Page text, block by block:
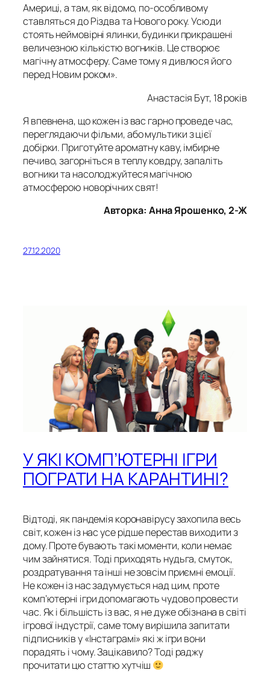
Америці, а там, як відомо, по-особливому
ставляться до Різдва та Нового року. Усюди
стоять неймовірні ялинки, будинки прикрашені
величезною кількістю вогників. Це створює
магічну атмосферу. Саме тому я дивлюся його
перед Новим роком».
Анастасія Бут, 18 років
Я впевнена, що кожен із вас гарно проведе час,
переглядаючи фільми, або мультики з цієї
добірки. Приготуйте ароматну каву, імбирне
печиво, загорніться в теплу ковдру, запаліть
вогники та насолоджуйтеся магічною
атмосферою новорічних свят!
Авторка: Анна Ярошенко, 2-Ж
27.12.2020
У ЯКІ КОМП’ЮТЕРНІ ІГРИ
ПОГРАТИ НА КАРАНТИНІ?
Відтоді, як пандемія коронавірусу захопила весь
світ, кожен із нас усе рідше перестав виходити з
дому. Проте бувають такі моменти, коли немає
чим зайнятися. Тоді приходять нудьга, смуток,
роздратування та інші не зовсім приємні емоції.
Не кожен із нас задумується над цим, проте
комп’ютерні ігри допомагають чудово провести
час. Як і більшість із вас, я не дуже обізнана в світі
ігрової індустрії, саме тому вирішила запитати
підписників у «Інстаграмі» які ж ігри вони
порадять і чому. Зацікавило? Тоді раджу
прочитати цю статтю хутчіш